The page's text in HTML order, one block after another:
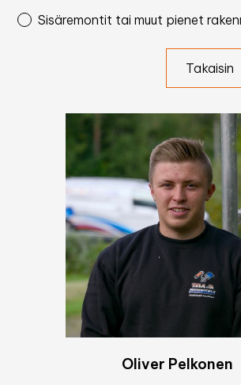
Sisäremontit tai muut pienet
Takaisin
Oliver Pelkonen